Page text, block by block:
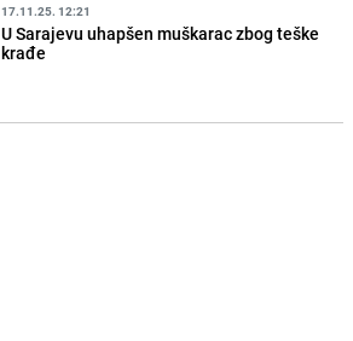
17.11.25. 12:21
U Sarajevu uhapšen muškarac zbog teške
krađe